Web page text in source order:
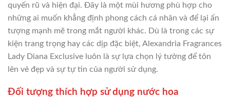
quyến rũ và hiện đại. Đây là một mùi hương phù hợp cho
những ai muốn khẳng định phong cách cá nhân và để lại ấn
tượng mạnh mẽ trong mắt người khác. Dù là trong các sự
kiện trang trọng hay các dịp đặc biệt, Alexandria Fragrances
Lady Diana Exclusive luôn là sự lựa chọn lý tưởng để tôn
lên vẻ đẹp và sự tự tin của người sử dụng.
Đối tượng thích hợp sử dụng nước hoa